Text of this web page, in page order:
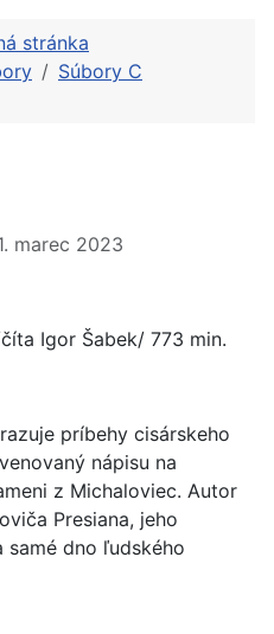
stránka
Súbory C
marec 2023
Igor Šabek/ 773 min.
príbehy cisárskeho
nápisu na
z Michaloviec. Autor
Presiana, jeho
dno ľudského